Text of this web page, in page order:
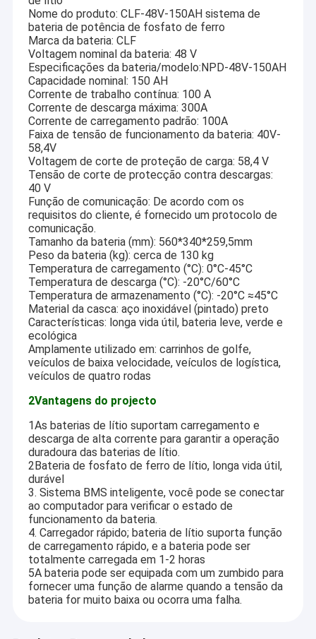
Nome do produto: CLF-48V-150AH sistema de
bateria de potência de fosfato de ferro
Marca da bateria: CLF
Voltagem nominal da bateria: 48 V
Especificações da bateria/modelo:NPD-48V-150AH
Capacidade nominal: 150 AH
Corrente de trabalho contínua: 100 A
Corrente de descarga máxima: 300A
Corrente de carregamento padrão: 100A
Faixa de tensão de funcionamento da bateria: 40V-
58,4V
Voltagem de corte de proteção de carga: 58,4 V
Tensão de corte de protecção contra descargas:
40 V
Função de comunicação: De acordo com os
requisitos do cliente, é fornecido um protocolo de
comunicação.
Tamanho da bateria (mm): 560*340*259,5mm
Peso da bateria (kg): cerca de 130 kg
Temperatura de carregamento (°C): 0°C-45°C
Temperatura de descarga (°C): -20°C/60°C
Temperatura de armazenamento (°C): -20°C ≈45°C
Material da casca: aço inoxidável (pintado) preto
Características: longa vida útil, bateria leve, verde e
ecológica
Amplamente utilizado em: carrinhos de golfe,
veículos de baixa velocidade, veículos de logística,
veículos de quatro rodas
2Vantagens do projecto
1As baterias de lítio suportam carregamento e
descarga de alta corrente para garantir a operação
duradoura das baterias de lítio.
2Bateria de fosfato de ferro de lítio, longa vida útil,
durável
3. Sistema BMS inteligente, você pode se conectar
ao computador para verificar o estado de
funcionamento da bateria.
4. Carregador rápido; bateria de lítio suporta função
de carregamento rápido, e a bateria pode ser
totalmente carregada em 1-2 horas
5A bateria pode ser equipada com um zumbido para
fornecer uma função de alarme quando a tensão da
bateria for muito baixa ou ocorra uma falha.